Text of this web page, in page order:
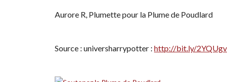
Aurore R, Plumette pour la Plume de Poudlard
Source : universharrypotter : http://bit.ly/